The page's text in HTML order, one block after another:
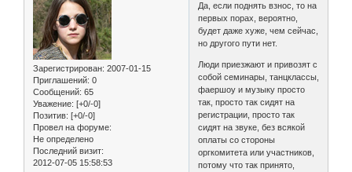
Зарегистрирован: 2007-01-15
Приглашений: 0
Сообщений: 65
Уважение: [+0/-0]
Позитив: [+0/-0]
Провел на форуме:
Не определено
Последний визит:
2012-07-05 15:58:53
Да, если поднять взнос, то на
первых порах, вероятно,
будет даже хуже, чем сейчас,
но другого пути нет.
Люди приезжают и привозят с
собой семинары, танцклассы,
фаершоу и музыку просто
так, просто так сидят на
регистрации, просто так
сидят на звуке, без всякой
оплаты со стороны
оргкомитета или участников,
потому что так принято,